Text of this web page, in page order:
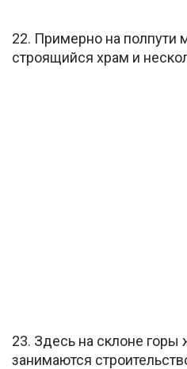
22. Примерно на полпути
строящийся храм и
23. Здесь на склоне
занимаются